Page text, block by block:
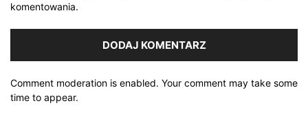
komentowania.
Comment moderation is enabled. Your comment may take some
time to appear.